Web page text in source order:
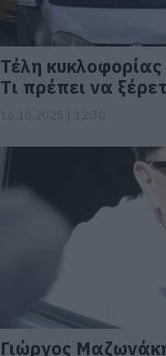
Τέλη
Tι πρέπει να
Γιώργος